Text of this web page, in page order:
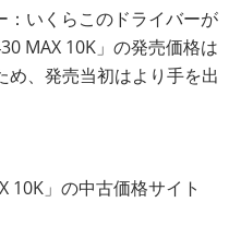
いくらこのドライバーが
MAX 10K」の発売価格は
、発売当初はより手を出
10K」の中古価格サイト